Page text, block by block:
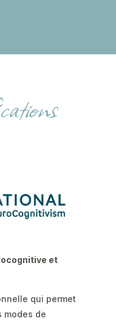
et
qui permet
modes de